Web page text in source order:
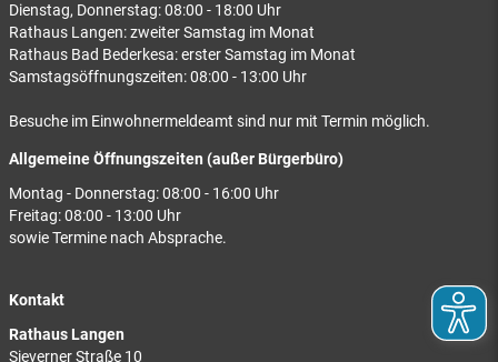
Dienstag, Donnerstag: 08:00 - 18:00 Uhr
Rathaus Langen: zweiter Samstag im Monat
Rathaus Bad Bederkesa: erster Samstag im Monat
Samstagsöffnungszeiten: 08:00 - 13:00 Uhr
Besuche im Einwohnermeldeamt sind nur mit Termin möglich.
Allgemeine Öffnungszeiten (außer Bürgerbüro)
Montag - Donnerstag: 08:00 - 16:00 Uhr
Freitag: 08:00 - 13:00 Uhr
sowie Termine nach Absprache.
Kontakt
Rathaus Langen
Sieverner Straße 10